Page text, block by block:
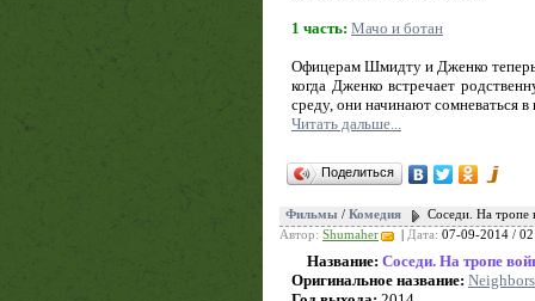
1 часть: Мачо и ботан
Офицерам Шмидту и Дженко теперь
когда Дженко встречает
среду, они начинают сомневаться
Читать дальше...
Поделиться
Фильмы / Комедия
Соседи. На тропе
Автор: Shumaher Дата: 07-09-2014 /
Название: Соседи. На тропе
Оригинальное название: Neighbors